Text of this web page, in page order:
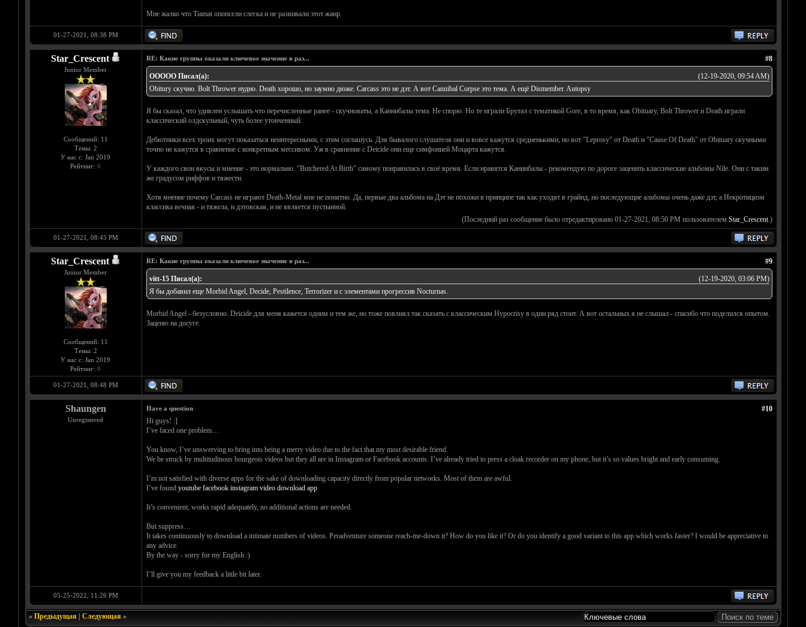
Мне жалко что Tiamat опопсели слегка и не развивали этот жанр.
01-27-2021, 08:38 PM
Star_Crescent
Junior Member
Сообщений: 11
Темы: 2
У нас с: Jan 2019
Рейтинг: 0
#8
RE: Какие группы оказали ключевое значение в раз...
(12-19-2020, 09:54 AM)
OOOOO Писал(а):
Obitury скучно. Bolt Thrower нудно. Death хорошо, но заумно дюже. Carcass это не дэт. А вот Cannibal Corpse это тема. А ещё Dismember. Autopsy
Я бы сказал, что удивлен услышать что перечисленные ранее - скучноваты, а Каннибалы тема. Не спорю. Но те играли Брутал с тематикой Gore, в то время, как Obituary, Bolt Thrower и Death играли
классический олдскульный, чуть более утонченный.
Дебютники всех троих могут показаться неинтересными, с этим соглашусь. Для бывалого слушателя они и вовсе кажутся средненькими, но вот "Leprosy" от Death и "Cause Of Death" от Obituary скучными
точно не кажутся в сравнение с конкретным мессивом. Уж в сравнение с Deicide они еще симфонией Моцарта кажутся.
У каждого свои вкусы и мнение - это нормально. "Butchered At Birth" самому понравилась в своё время. Если нравятся Каннибалы - рекомендую по дороге заценить классические альбомы Nile. Они с таким
же градусом риффов и тяжести.
Хотя мнение почему Carcass не играют Death-Metal мне не понятно. Да, первые два альбома на Дэт не похожи в принципе так как уходят в грайнд, но последующие альбомы очень даже дэт, а Некротицизм
классика вечная - и тяжела, и дэтовская, и не является пустынной.
(Последний раз сообщение было отредактировано 01-27-2021, 08:50 PM пользователем Star_Crescent.)
01-27-2021, 08:45 PM
Star_Crescent
Junior Member
Сообщений: 11
Темы: 2
У нас с: Jan 2019
Рейтинг: 0
#9
RE: Какие группы оказали ключевое значение в раз...
(12-19-2020, 03:06 PM)
vitt-15 Писал(а):
Я бы добавил еще Morbid Angel, Decide, Pestilence, Terrorizer и с элементами прогрессив Nocturnas.
Morbid Angel - безусловно. Deicide для меня кажется одним и тем же, но тоже повлиял так сказать с классическим Hypocrisy в один ряд стоит. А вот остальных я не слышал - спасибо что поделился опытом.
Заценю на досуге.
01-27-2021, 08:48 PM
Shaungen
Unregistered
#10
Have a question
Hi guys! :]
I’ve faced one problem…
You know, I’ve unswerving to bring into being a merry video due to the fact that my most desirable friend.
We be struck by multitudinous bourgeois videos but they all are in Instagram or Facebook accounts. I’ve already tried to press a cloak recorder on my phone, but it’s so values bright and early consuming.
I’m not satisfied with diverse apps for the sake of downloading capacity directly from popular networks. Most of them are awful.
I’ve found youtube facebook instagram video download app
It’s convenient, works rapid adequately, no additional actions are needed.
But suppress…
It takes continuously to download a intimate numbers of videos. Peradventure someone reach-me-down it? How do you like it? Or do you identify a good variant to this app which works faster? I would be appreciative to
any advice.
By the way - sorry for my English :)
I’ll give you my feedback a little bit later.
05-25-2022, 11:26 PM
« Предыдущая| Следующая»